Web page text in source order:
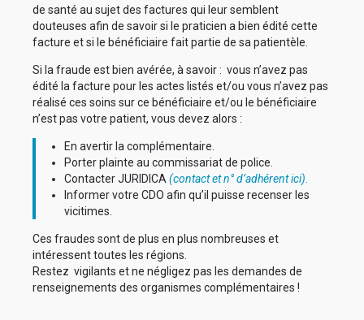
de santé au sujet des factures qui leur semblent
douteuses afin de savoir si le praticien a bien édité cette
facture et si le bénéficiaire fait partie de sa patientèle.
Si la fraude est bien avérée, à savoir : vous n’avez pas
édité la facture pour les actes listés et/ou vous n’avez pas
réalisé ces soins sur ce bénéficiaire et/ou le bénéficiaire
n’est pas votre patient, vous devez alors :
En avertir la complémentaire.
Porter plainte au commissariat de police.
Contacter JURIDICA(contact et n° d’adhérent ici).
Informer votre CDO afin qu’il puisse recenser les
vicitimes.
Ces fraudes sont de plus en plus nombreuses et
intéressent toutes les régions.
Restez vigilants et ne négligez pas les demandes de
renseignements des organismes complémentaires !